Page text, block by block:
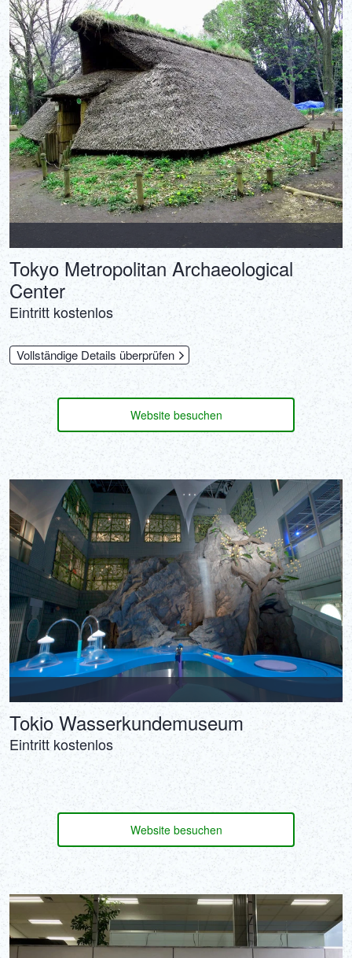
Tokyo Metropolitan Archaeological
Center
Eintritt kostenlos
Vollständige Details überprüfen
Website besuchen
Tokio Wasserkundemuseum
Eintritt kostenlos
Website besuchen